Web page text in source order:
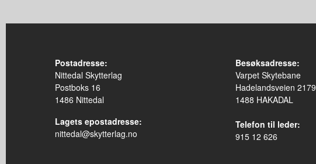
Postadresse:
Nittedal Skytterlag
Postboks 16
1486 Nittedal
Lagets epostadresse:
nittedal@skytterlag.no
Besøksadresse:
Varpet Skytebane
Hadelandsveien 2179
1488 HAKADAL
Telefon til leder:
915 12 626